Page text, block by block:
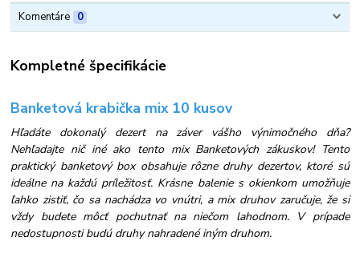
Komentáre 0
Kompletné špecifikácie
Banketová krabička mix 10 kusov
Hľadáte dokonalý dezert na záver vášho výnimočného dňa?
Nehľadajte nič iné ako tento mix Banketových zákuskov! Tento
praktický banketový box obsahuje rôzne druhy dezertov, ktoré sú
ideálne na každú príležitosť. Krásne balenie s okienkom umožňuje
ľahko zistiť, čo sa nachádza vo vnútri, a mix druhov zaručuje, že si
vždy budete môcť pochutnať na niečom lahodnom. V prípade
nedostupnosti budú druhy nahradené iným druhom.